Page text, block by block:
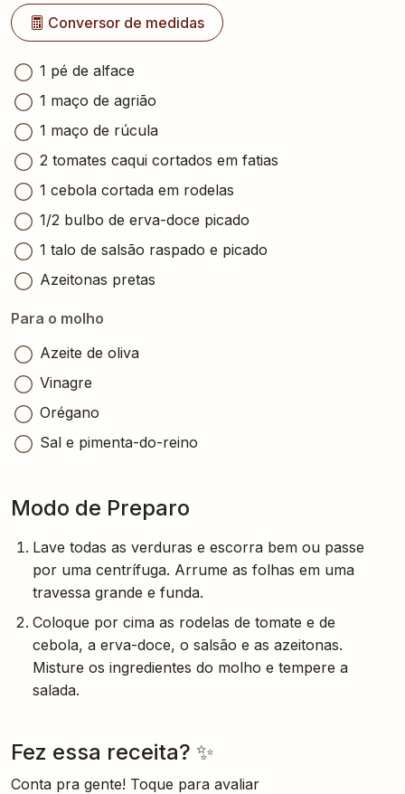
Conversor de medidas
1 pé de alface
1 maço de agrião
1 maço de rúcula
2 tomates caqui cortados em fatias
1 cebola cortada em rodelas
1/2 bulbo de erva-doce picado
1 talo de salsão raspado e picado
Azeitonas pretas
Para o molho
Azeite de oliva
Vinagre
Orégano
Sal e pimenta-do-reino
Modo de Preparo
Lave todas as verduras e escorra bem ou passe
por uma centrífuga. Arrume as folhas em uma
travessa grande e funda.
Coloque por cima as rodelas de tomate e de
cebola, a erva-doce, o salsão e as azeitonas.
Misture os ingredientes do molho e tempere a
salada.
Fez essa receita? ✨
Conta pra gente! Toque para avaliar